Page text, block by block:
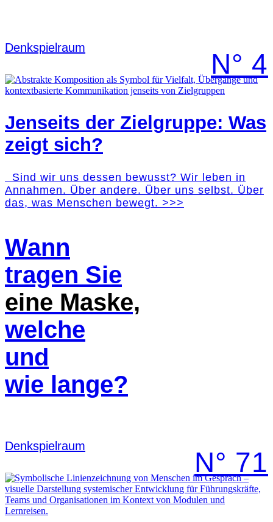
Denk­spielraum
N° 4
Jenseits der Zielgruppe: Was
zeigt sich?
Sind wir uns dessen bewusst? Wir leben in
Annahmen. Über andere. Über uns selbst. Über
das, was Menschen bewegt. >>>
Wann
tragen Sie
eine Maske,
welche
und
wie lange?
Denk­spielraum
N° 71